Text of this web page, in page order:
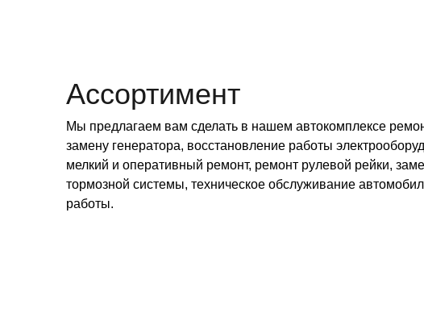
Ассортимент
Мы предлагаем вам сделать в нашем автокомплексе
замену генератора, восстановление работы
мелкий и оперативный ремонт, ремонт рулевой рейки,
тормозной системы, техническое обслуживание
работы.